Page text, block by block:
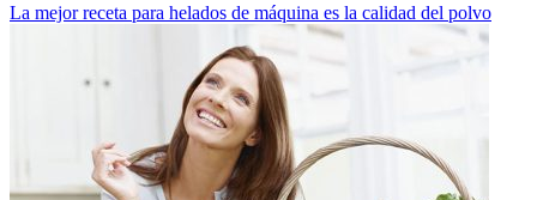
La mejor receta para helados de máquina es la calidad del polvo